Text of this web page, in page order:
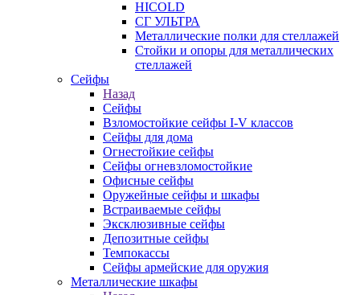
HICOLD
СГ УЛЬТРА
Металлические полки для стеллажей
Стойки и опоры для металлических
стеллажей
Сейфы
Назад
Сейфы
Взломостойкие сейфы I-V классов
Сейфы для дома
Огнестойкие сейфы
Сейфы огневзломостойкие
Офисные сейфы
Оружейные сейфы и шкафы
Встраиваемые сейфы
Эксклюзивные сейфы
Депозитные сейфы
Темпокассы
Сейфы армейские для оружия
Металлические шкафы